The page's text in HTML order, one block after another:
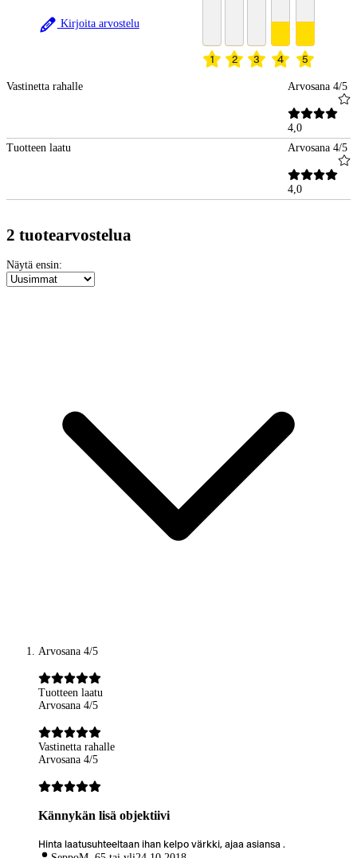
Kirjoita arvostelu
1 2 3 4 5
Vastinetta rahalle Arvosana 4/5
4,0
Tuotteen laatu
Arvosana 4/5
4,0
2 tuotearvostelua
Näytä ensin:
Arvosana 4/5
Tuotteen laatu
Arvosana 4/5
Vastinetta rahalle
Arvosana 4/5
Kännykän lisä objektiivi
Hinta laatusuhteeltaan ihan kelpo värkki, ajaa asiansa .